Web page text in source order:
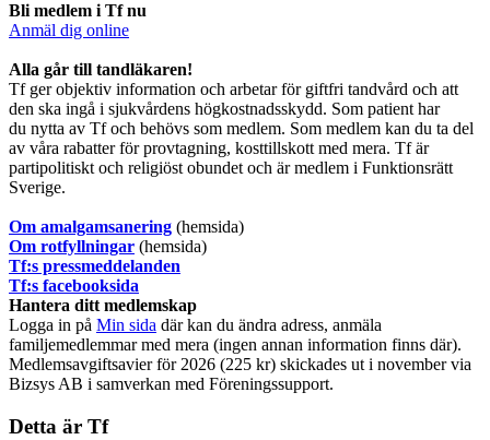
Bli medlem i Tf nu
Anmäl dig online
​Alla går till tandläkaren!
Tf ger objektiv information och arbetar för giftfri tandvård och att
den ska ingå i sjukvårdens högkostnadsskydd. Som patient har
du nytta av Tf och behövs som medlem. Som medlem kan du ta del
av våra rabatter för provtagning, kosttillskott med mera. Tf är
partipolitiskt och religiöst obundet och är medlem i Funktionsrätt
Sverige.
Om amalgamsanering (hemsida)
Om rotfyllningar (hemsida)
​Tf:s pressmeddelanden
Tf:s facebooksida
Hantera ditt medlemskap
Logga in på Min sida där kan du ändra adress, anmäla
familjemedlemmar med mera (ingen annan information finns där).
Medlemsavgiftsavier för 2026 (225 kr) skickades ut i november via
Bizsys AB i samverkan med Föreningssupport.
Detta är Tf